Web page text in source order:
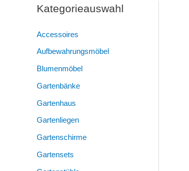
Kategorieauswahl
Accessoires
Aufbewahrungsmöbel
Blumenmöbel
Gartenbänke
Gartenhaus
Gartenliegen
Gartenschirme
Gartensets